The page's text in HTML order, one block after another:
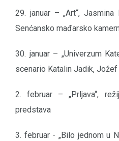
29. januar – „Art“,
Senćansko mađarsko
30. januar – „Univerzum
scenario Katalin Jadik, Jožef
2. februar – „Prljava“,
predstava
3. februar - „Bilo jednom u